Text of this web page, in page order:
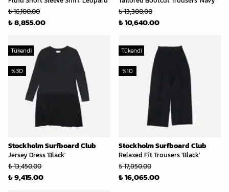
₺ 16,100.00
₺ 8,855.00
₺ 13,300.00
₺ 10,640.00
Tükendi
Stockholm Surfboard Club
Jersey Dress 'Black'
%30
₺ 13,450.00
₺ 9,415.00
Tükendi
Stockholm Surfboard Club
Relaxed Fit Trousers 'Black'
%10
₺ 17,850.00
₺ 16,065.00